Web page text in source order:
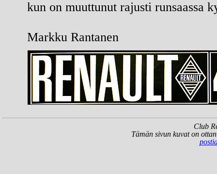
kun on muuttunut rajusti runsaassa
Markku Rantanen
Club
Tämän sivun kuvat on